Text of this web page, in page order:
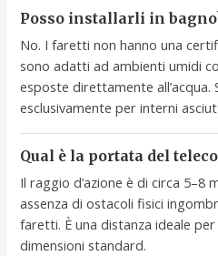
Posso installarli in
No. I faretti non hanno una
sono adatti ad ambienti umidi
esposte direttamente
esclusivamente per interni
Qual è la portata del
Il raggio d’azione è di circa 5–8
assenza di ostacoli fisici
faretti. È una distanza ideale
dimensioni standard.